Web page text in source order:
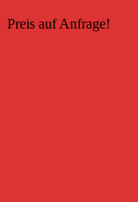
Preis auf Anfrage!